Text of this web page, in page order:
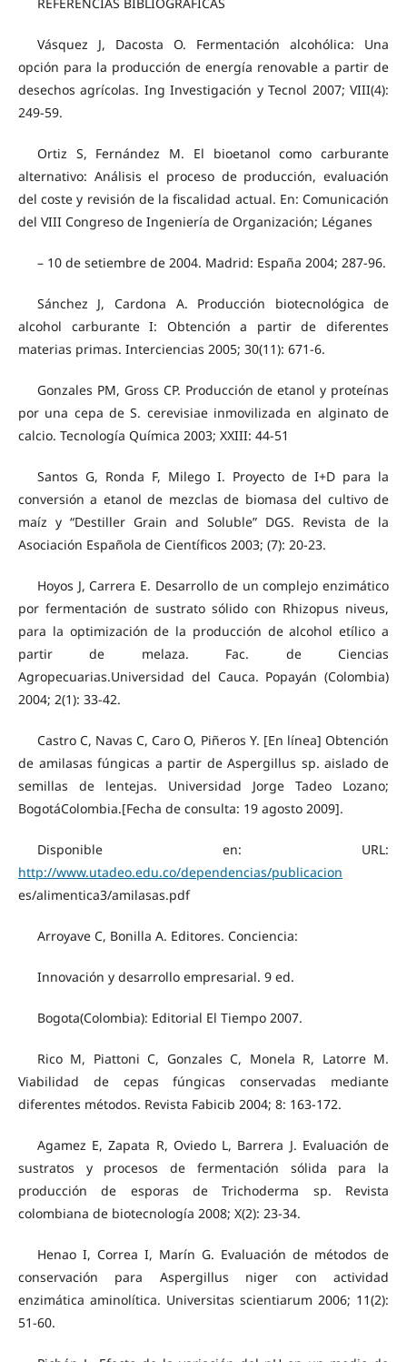
Vásquez J, Dacosta O. Fermentación alcohólica: Una
opción para la producción de energía renovable a partir de
desechos agrícolas. Ing Investigación y Tecnol 2007; VIII(4):
249-59.
Ortiz S, Fernández M. El bioetanol como carburante
alternativo: Análisis el proceso de producción, evaluación
del coste y revisión de la fiscalidad actual. En: Comunicación
del VIII Congreso de Ingeniería de Organización; Léganes
– 10 de setiembre de 2004. Madrid: España 2004; 287-96.
Sánchez J, Cardona A. Producción biotecnológica de
alcohol carburante I: Obtención a partir de diferentes
materias primas. Interciencias 2005; 30(11): 671-6.
Gonzales PM, Gross CP. Producción de etanol y proteínas
por una cepa de S. cerevisiae inmovilizada en alginato de
calcio. Tecnología Química 2003; XXIII: 44-51
Santos G, Ronda F, Milego I. Proyecto de I+D para la
conversión a etanol de mezclas de biomasa del cultivo de
maíz y “Destiller Grain and Soluble” DGS. Revista de la
Asociación Española de Científicos 2003; (7): 20-23.
Hoyos J, Carrera E. Desarrollo de un complejo enzimático
por fermentación de sustrato sólido con Rhizopus niveus,
para la optimización de la producción de alcohol etílico a
partir de melaza. Fac. de Ciencias
Agropecuarias.Universidad del Cauca. Popayán (Colombia)
2004; 2(1): 33-42.
Castro C, Navas C, Caro O, Piñeros Y. [En línea] Obtención
de amilasas fúngicas a partir de Aspergillus sp. aislado de
semillas de lentejas. Universidad Jorge Tadeo Lozano;
BogotáColombia.[Fecha de consulta: 19 agosto 2009].
Disponible en: URL:
http://www.utadeo.edu.co/dependencias/publicacion
es/alimentica3/amilasas.pdf
Arroyave C, Bonilla A. Editores. Conciencia:
Innovación y desarrollo empresarial. 9 ed.
Bogota(Colombia): Editorial El Tiempo 2007.
Rico M, Piattoni C, Gonzales C, Monela R, Latorre M.
Viabilidad de cepas fúngicas conservadas mediante
diferentes métodos. Revista Fabicib 2004; 8: 163-172.
Agamez E, Zapata R, Oviedo L, Barrera J. Evaluación de
sustratos y procesos de fermentación sólida para la
producción de esporas de Trichoderma sp. Revista
colombiana de biotecnología 2008; X(2): 23-34.
Henao I, Correa I, Marín G. Evaluación de métodos de
conservación para Aspergillus niger con actividad
enzimática aminolítica. Universitas scientiarum 2006; 11(2):
51-60.